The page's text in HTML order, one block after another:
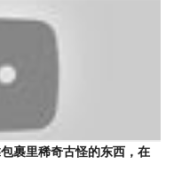
裹里稀奇古怪的东西，在